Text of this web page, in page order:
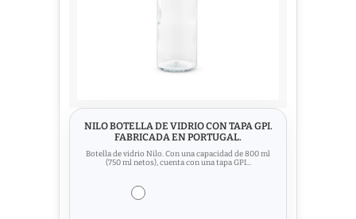
NILO BOTELLA DE VIDRIO CON TAPA GPI.
FABRICADA EN PORTUGAL.
Botella de vidrio Nilo. Con una capacidad de 800 ml
(750 ml netos), cuenta con una tapa GPI...